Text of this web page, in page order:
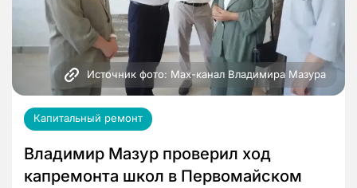
Источник фото: Мах-канал Владимира Мазура
Капитальный ремонт
Владимир Мазур проверил ход
капремонта школ в Первомайском